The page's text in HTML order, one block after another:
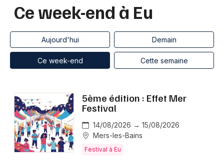
Grands événements
Manifestations
Foires & salons
Spectacles
Bordeaux
Lille
Lyon
Mulhouse
Montpellier
Nantes
Ce week-end à Eu
Aujourd'hui Demain
Ce week-end Cette semaine
5ème édition : Effet Mer
Festival
14/08/2026 → 15/08/2026
Mers-les-Bains
Festival à Eu
Haute-Normandie
Partout
Près de moi
Quand ?
Effacer les dates
Aujourd'hui
Demain Ce week-end Autre